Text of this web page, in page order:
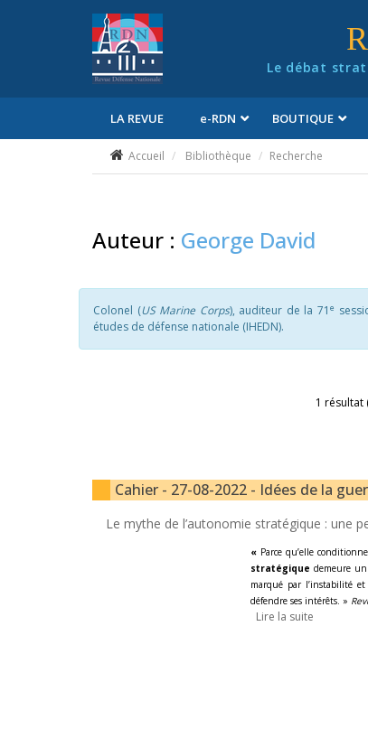
Le débat
LA REVUE e-RDN BOUTIQUE
Accueil Bibliothèque Recherche
Auteur : George David
Colonel (US Marine Corps), auditeur de la 71 e
études de défense nationale (IHEDN).
1 résultat
Cahier - 27-08-2022 - Idées de la
Le mythe de l’autonomie stratégique : une
« Parce qu’elle
stratégiquedemeure
marqué par l’instabilité
défendre ses intérêts. »
Lire la suite